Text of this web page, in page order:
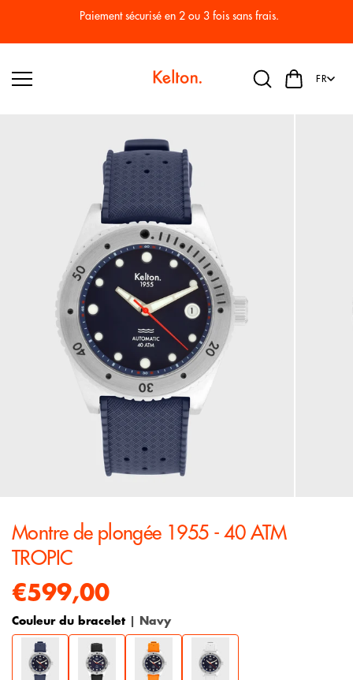
Paiement sécurisé en 2 ou 3 fois sans frais.
FR
Montre de plongée 1955 - 40 ATM
TROPIC
€599,00
Couleur du bracelet | Navy